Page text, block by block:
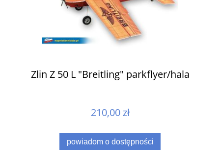
Zlin Z 50 L "Breitling" parkflyer/hala
210,00 zł
powiadom o dostępności